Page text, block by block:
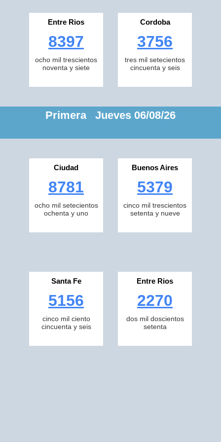
Entre Rios
8397
ocho mil trescientos
noventa y siete
Cordoba
3756
tres mil setecientos
cincuenta y seis
Primera Jueves 06/08/26
Ciudad
8781
ocho mil setecientos
ochenta y uno
Buenos Aires
5379
cinco mil trescientos
setenta y nueve
Santa Fe
5156
cinco mil ciento
cincuenta y seis
Entre Rios
2270
dos mil doscientos
setenta